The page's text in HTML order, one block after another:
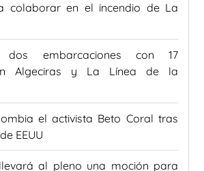
colaborar en el incendio de La
dos embarcaciones con 17
Algeciras y La Línea de la
el activista Beto Coral tras
EEUU
al pleno una moción para